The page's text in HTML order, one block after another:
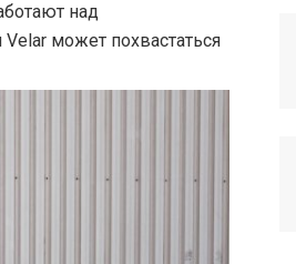
над
может похвастаться